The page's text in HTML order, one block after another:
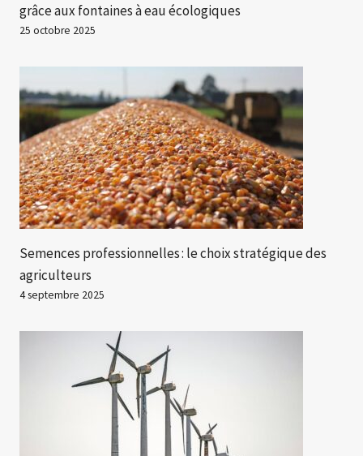
grâce aux fontaines à eau écologiques
25 octobre 2025
Semences professionnelles : le choix stratégique des
agriculteurs
4 septembre 2025